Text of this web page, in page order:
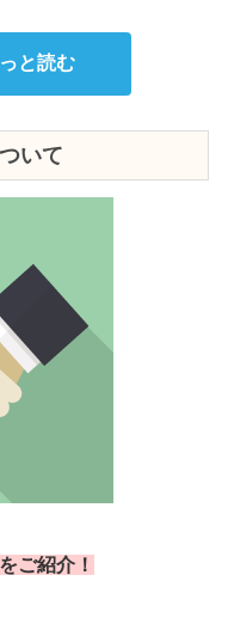
と読む
いて
ご紹介！